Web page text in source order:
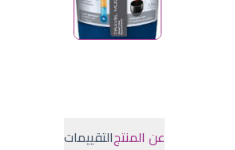
عن المنتجالتقييمات